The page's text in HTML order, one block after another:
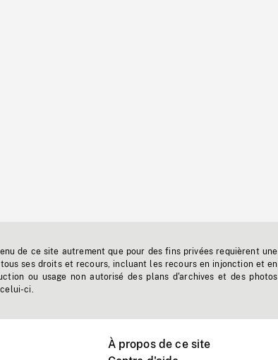
de ce site autrement que pour des fins privées requièrent une
ses droits et recours, incluant les recours en injonction et en
ou usage non autorisé des plans d'archives et des photos
ci.
À propos de ce site